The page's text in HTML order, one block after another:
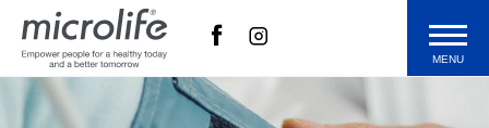
Termékek
MENU